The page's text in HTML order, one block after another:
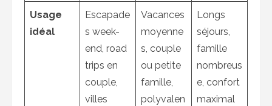
Usage
idéal
Escapade
s week-
end, road
trips en
couple,
villes
Vacances
moyenne
s, couple
ou petite
famille,
polyvalen
Longs
séjours,
famille
nombreus
e, confort
maximal